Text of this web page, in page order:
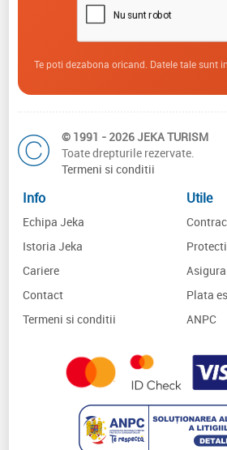
Te poti dezabona oricand. Datele tale sunt
© 1991 - 2026 JEKA TURISM
Toate drepturile rezervate.
Termeni si conditii
Info
Echipa Jeka
Istoria Jeka
Cariere
Contact
Termeni si conditii
Utile
Plata
ANPC